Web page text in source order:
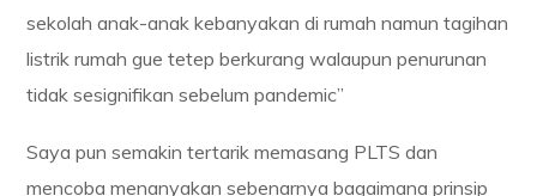
sekolah anak-anak kebanyakan di rumah namun tagihan
listrik rumah gue tetep berkurang walaupun penurunan
tidak sesignifikan sebelum pandemic”
Saya pun semakin tertarik memasang PLTS dan
mencoba menanyakan sebenarnya bagaimana prinsip